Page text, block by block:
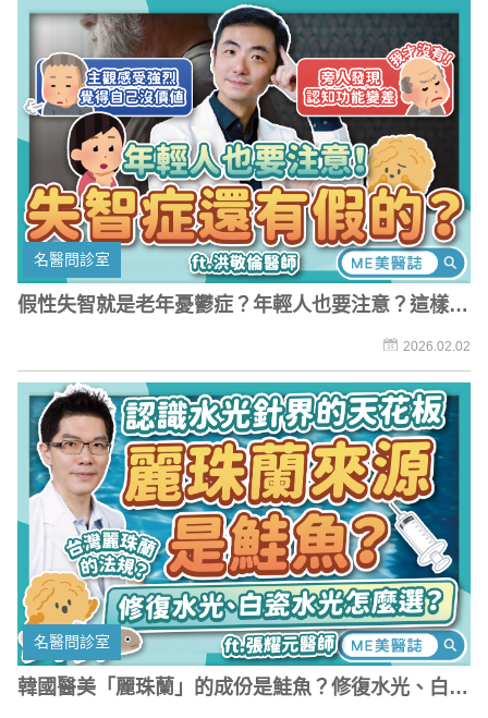
名醫問診室
假性失智就是老年憂鬱症？年輕人也要注意？這樣分
2026.02.02
名醫問診室
韓國醫美「麗珠蘭」的成份是鮭魚？修復水光、白瓷